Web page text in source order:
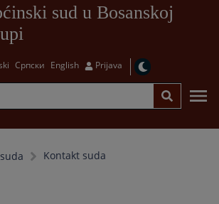
sud u Bosanskoj
Српски English Prijava
Kontakt suda